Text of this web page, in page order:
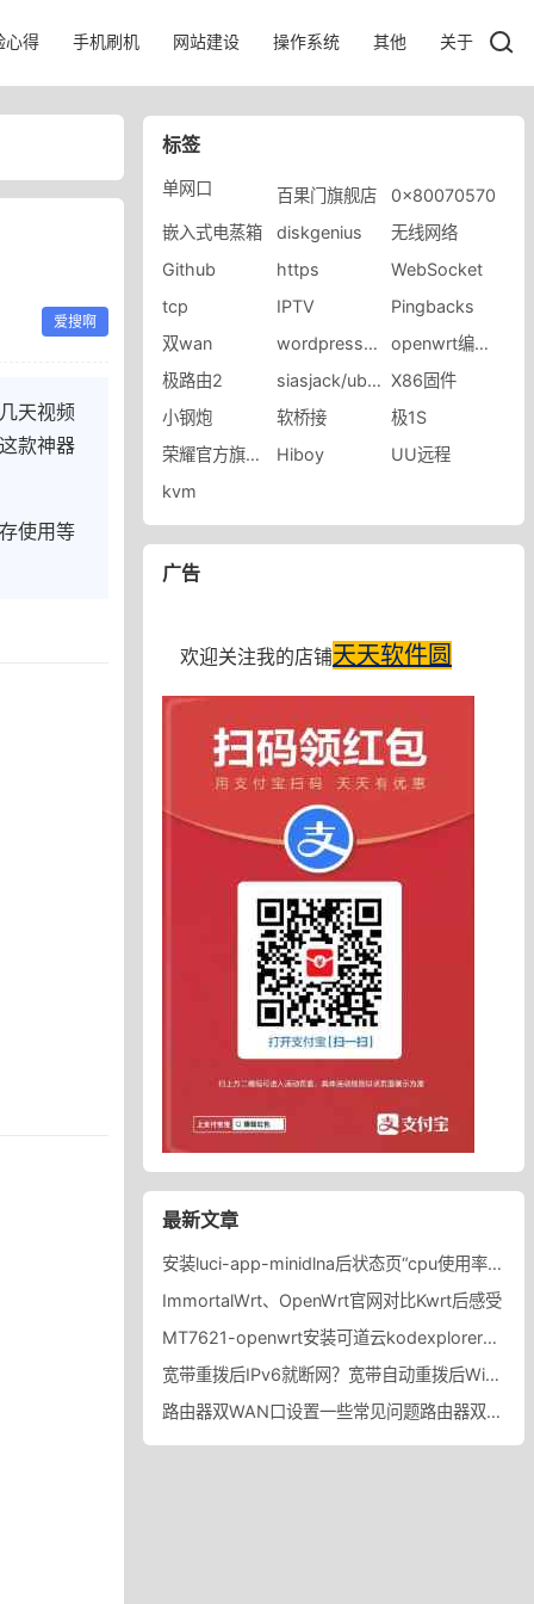
心得 手机刷机 网站建设 操作系统 其他 关于
爱搜啊
天视频
款神器
使用等
标签
单网口 百果门旗舰店
0x80070570
嵌入式电蒸箱
diskgenius
无线网络
Github
https
WebSocket
tcp
IPTV
Pingbacks
双wan
wordpress优化
openwrt编译ipk包报错
极路由2
siasjack/ubuntuopenwr X86固件
小钢炮
软桥接
极1S
荣耀官方旗舰店
Hiboy
UU远程
kvm
广告
欢迎关注我的店铺天天软件圆
最新文章
安装luci-app-minidlna后状态页“cpu使用率“显示虚高，排除过程记录。
ImmortalWrt、OpenWrt官网对比Kwrt后感受
MT7621-openwrt安装可道云kodexplorer轻量化NAS
宽带重拨后IPv6就断网？宽带自动重拨后Win10的IPv6失效
路由器双WAN口设置一些常见问题路由器双WAN口设置踩坑